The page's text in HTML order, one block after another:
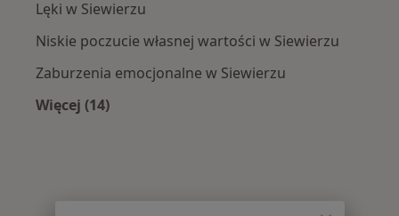
Lęki w Siewierzu
Niskie poczucie własnej wartości w Siewierzu
Zaburzenia emocjonalne w Siewierzu
Więcej (14)